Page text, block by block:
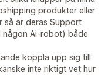
produkter eller
så är deras Support
någon Ai-robot) både
koppla upp sig till
inte riktigt vet hur